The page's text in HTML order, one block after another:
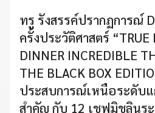
ทรู รังสรรค์ปรากฏการณ์
ครั้งประวัติศาสตร์ “TRUE
DINNER INCREDIBLE
THE BLACK BOX
ประสบการณ์เหนือระดับ
สำคัญ กับ 12 เชฟมิชลินร